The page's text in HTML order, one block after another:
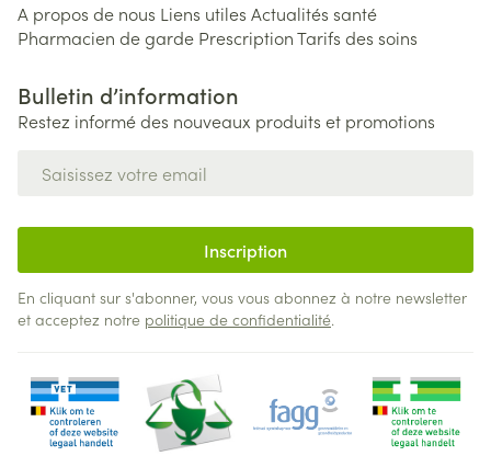
A propos de nous Liens utiles Actualités santé
Pharmacien de garde PrescriptionTarifs des soins
Bulletin d’information
Restez informé des nouveaux produits et promotions
Inscription
En cliquant sur s'abonner, vous vous abonnez à notre newsletter
et acceptez notre politique de confidentialité.